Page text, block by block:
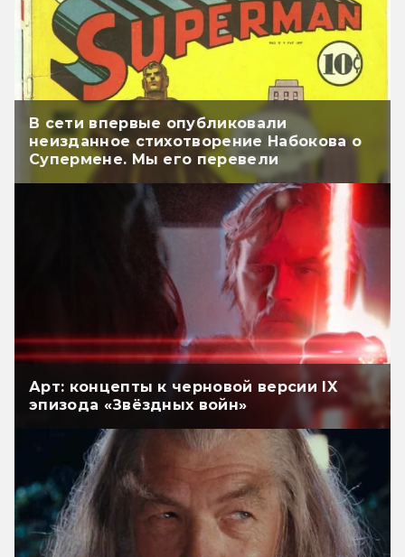
В сети впервые опубликовали
неизданное стихотворение Набокова о
Супермене. Мы его перевели
Арт: концепты к черновой версии IX
эпизода «Звёздных войн»